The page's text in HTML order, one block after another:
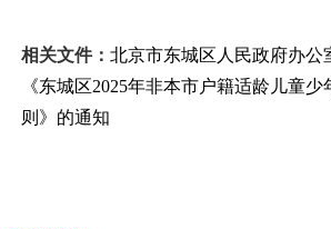
相关文件： 北京市东城区人民政府办公
《东城区2025年非本市户籍适龄儿童
则》的通知